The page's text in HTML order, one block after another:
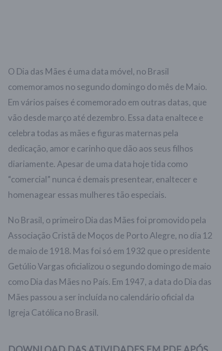
O Dia das Mães é uma data móvel, no Brasil
comemoramos no segundo domingo do mês de Maio.
Em vários países é comemorado em outras datas, que
vão desde março até dezembro. Essa data enaltece e
celebra todas as mães e figuras maternas pela
dedicação, amor e carinho que dão aos seus filhos
diariamente. Apesar de uma data hoje tida como
“comercial” nunca é demais presentear, enaltecer e
homenagear essas mulheres tão especiais.
No Brasil, o primeiro Dia das Mães foi promovido pela
Associação Cristã de Moços de Porto Alegre, no dia 12
de maio de 1918. Mas foi só em 1932 que o presidente
Getúlio Vargas oficializou o segundo domingo de maio
como Dia das Mães no País. Em 1947, a data do Dia das
Mães passou a ser incluída no calendário oficial da
Igreja Católica no Brasil.